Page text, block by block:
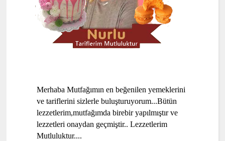
Merhaba Mutfağımın en beğenilen yemeklerini
ve tariflerini sizlerle buluşturuyorum...Bütün
lezzetlerim,mutfağımda birebir yapılmıştır ve
lezzetleri onaydan geçmiştir.. Lezzetlerim
Mutluluktur....